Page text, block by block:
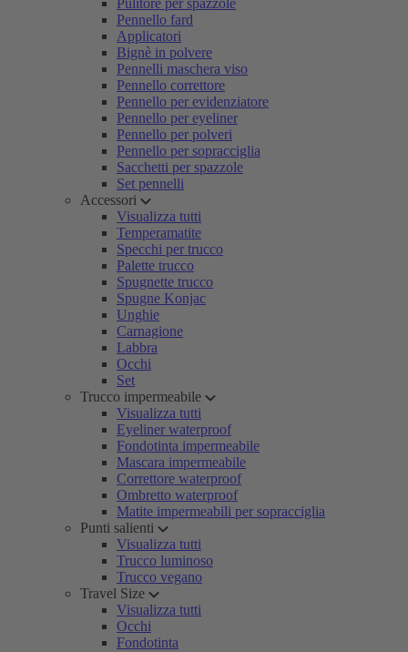
Pulitore per spazzole
Pennello fard
Applicatori
Bignè in polvere
Pennelli maschera viso
Pennello correttore
Pennello per evidenziatore
Pennello per eyeliner
Pennello per polveri
Pennello per sopracciglia
Sacchetti per spazzole
Set pennelli
Accessori
Visualizza tutti
Temperamatite
Specchi per trucco
Palette trucco
Spugnette trucco
Spugne Konjac
Unghie
Carnagione
Labbra
Occhi
Set
Trucco impermeabile
Visualizza tutti
Eyeliner waterproof
Fondotinta impermeabile
Mascara impermeabile
Correttore waterproof
Ombretto waterproof
Matite impermeabili per sopracciglia
Punti salienti
Visualizza tutti
Trucco luminoso
Trucco vegano
Travel Size
Visualizza tutti
Occhi
Fondotinta